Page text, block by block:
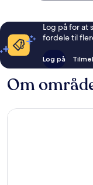
Log på for
fordele til
Log på
Om